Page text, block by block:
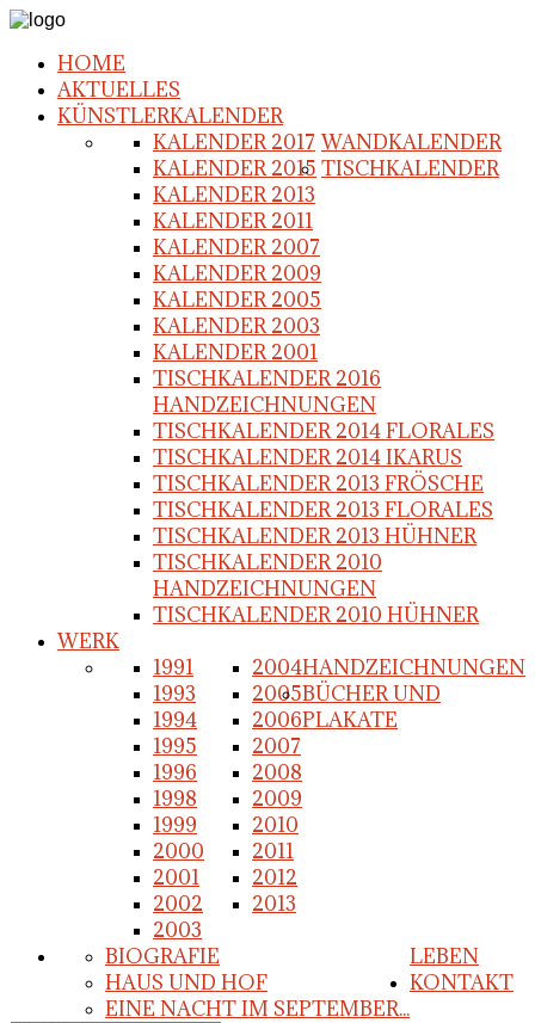
HOME
AKTUELLES
KÜNSTLERKALENDER
WANDKALENDER
KALENDER 2017
KALENDER 2015
KALENDER 2013
KALENDER 2011
KALENDER 2007
KALENDER 2009
KALENDER 2005
KALENDER 2003
KALENDER 2001
TISCHKALENDER
TISCHKALENDER 2016
HANDZEICHNUNGEN
TISCHKALENDER 2014 FLORALES
TISCHKALENDER 2014 IKARUS
TISCHKALENDER 2013 FRÖSCHE
TISCHKALENDER 2013 FLORALES
TISCHKALENDER 2013 HÜHNER
TISCHKALENDER 2010
HANDZEICHNUNGEN
TISCHKALENDER 2010 HÜHNER
WERK
HANDZEICHNUNGEN
1991
1993
1994
1995
1996
1998
1999
2000
2001
2002
2003
2004
2005
2006
2007
2008
2009
2010
2011
2012
2013
BÜCHER UND
PLAKATE
LEBEN
BIOGRAFIE
HAUS UND HOF
EINE NACHT IM SEPTEMBER...
KONTAKT